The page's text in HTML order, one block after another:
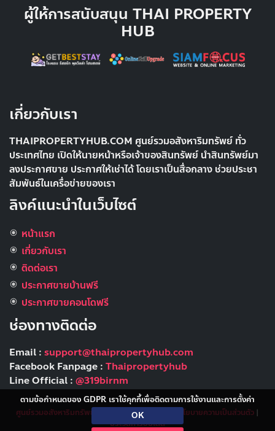
ตามข้อกำหนดของ GDPR เราใช้คุกกี้เพื่อติดตามการใช้งานและการตั้งค่า
OK
ผู้ให้การสนับสนุน THAI PROPERTY
HUB
เกี่ยวกับเรา
THAIPROPERTYHUB.COM ศูนย์รวมอสังหาริมทรัพย์ ทั่ว
ประเทศไทย เปิดให้นายหน้าหรือเจ้าของสินทรัพย์ นำสินทรัพย์มา
ลงประกาศขาย ประกาศให้เช่าได้ โดยเราเป็นสื่อกลาง ช่วยประชา
สัมพันธ์ในเครื่อข่ายของเรา
ลิงค์แนะนำในเว็บไซต์
หน้าแรก
เกี่ยวกับเรา
ติดต่อเรา
ประกาศขายบ้านฟรี
ประกาศขายคอนโดฟรี
ช่องทางติดต่อ
Email : support@thaipropertyhub.com
Facebook Fanpage : Thaipropertyhub
Line Official : @319birnm
ศูนย์รวมอสังหาริมทรัพย์ ข้อกำหนดและเงื่อนไข นโยบายความเป็นส่วนตัว |
ประวัติการอัปเดต